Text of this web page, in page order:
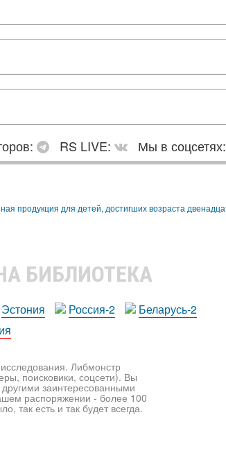
RS LIVE:
Мы в соцсетях:
БИБЛИОТЕКА
Эстония Россия-2
Беларусь-2
Либмонстр
поисковики, соцсети). Вы
заинтересованными
распоряжении - более 100
так есть и так будет всегда.